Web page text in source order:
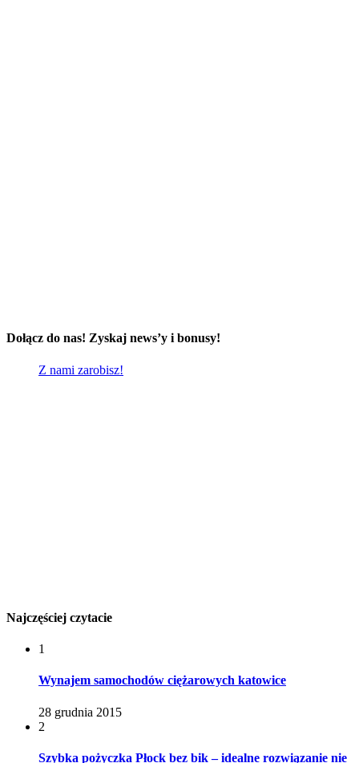
Dołącz do nas! Zyskaj news’y i bonusy!
Z nami zarobisz!
Najczęściej czytacie
1
Wynajem samochodów ciężarowych katowice
28 grudnia 2015
2
Szybka pożyczka Płock bez bik – idealne rozwiązanie nie